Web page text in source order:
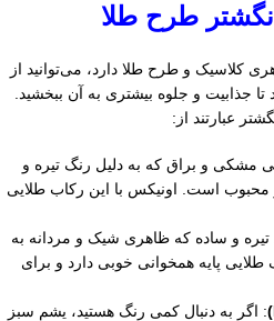
طرح طلا
کلاسیک و طرح طلا دارد، می‌توانید از
جذابیت و جلوه بیشتری به آن ببخشید.
عبارتند از:
مشکی و براق که به دلیل رنگ تیره و
محبوب است. اونیکس با این رکاب طلایی
و ساده که ظاهری شیک و مردانه به
پایه همخوانی خوبی دارد و برای
: اگر به دنبال کمی رنگ هستید، یشم سبز